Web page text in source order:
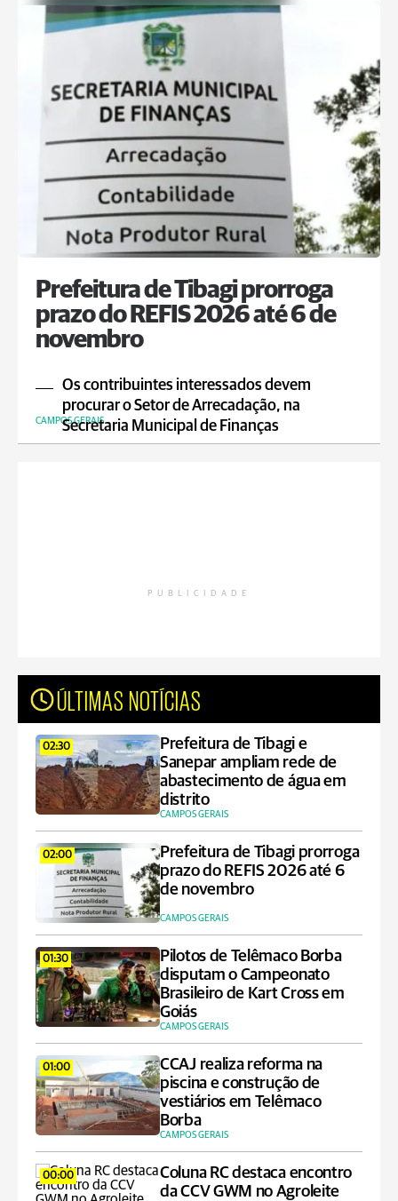
Prefeitura de Tibagi prorroga
prazo do REFIS 2026 até 6 de
novembro
Os contribuintes interessados devem
procurar o Setor de Arrecadação, na
Secretaria Municipal de Finanças
CAMPOS GERAIS
PUBLICIDADE
ÚLTIMAS NOTÍCIAS
02:30
Prefeitura de Tibagi e
Sanepar ampliam rede de
abastecimento de água em
distrito
CAMPOS GERAIS
02:00
Prefeitura de Tibagi prorroga
prazo do REFIS 2026 até 6
de novembro
CAMPOS GERAIS
01:30
Pilotos de Telêmaco Borba
disputam o Campeonato
Brasileiro de Kart Cross em
Goiás
CAMPOS GERAIS
01:00
CCAJ realiza reforma na
piscina e construção de
vestiários em Telêmaco
Borba
CAMPOS GERAIS
00:00
Coluna RC destaca encontro
da CCV GWM no Agroleite